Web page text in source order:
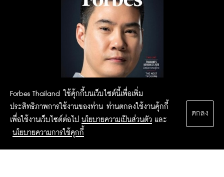
Forbes Thailand ใช้คุ้กกี้บนเว็บไซต์นี้เพื่อเพิ่ม
ประสิทธิภาพการใช้งานของท่าน ท่านตกลงใช้งานคุ้กกี้
เพื่อใช้งานเว็บไซต์ต่อไป นโยบายความเป็นส่วนตัว และ
นโยบายความการใช้คุกกี้
ตกลง
2015 Forbesthailand.com ALL RIGHTS RESERVED